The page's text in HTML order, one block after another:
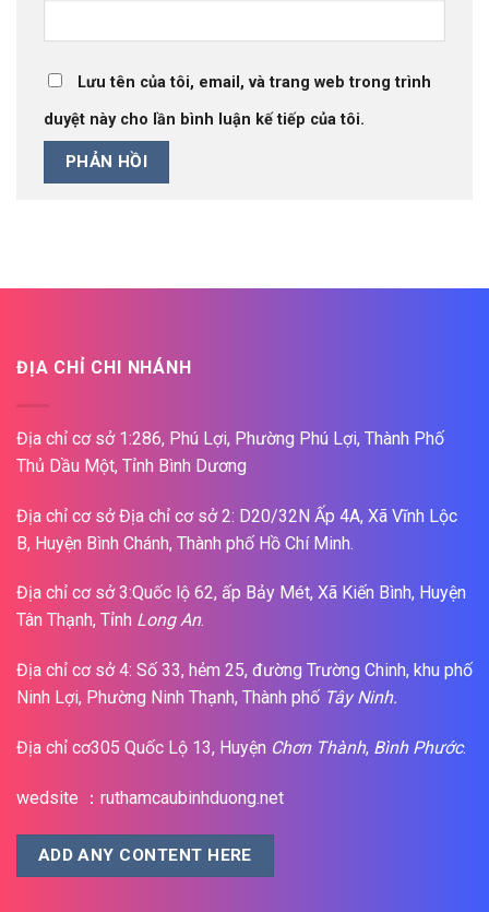
Lưu tên của tôi, email, và trang web trong trình
duyệt này cho lần bình luận kế tiếp của tôi.
ĐỊA CHỈ CHI NHÁNH
Địa chỉ cơ sở 1:286, Phú Lợi, Phường Phú Lợi, Thành Phố
Thủ Dầu Một, Tỉnh Bình Dương
Địa chỉ cơ sở Địa chỉ cơ sở 2: D20/32N Ấp 4A, Xã Vĩnh Lộc
B, Huyện Bình Chánh, Thành phố Hồ Chí Minh.
Địa chỉ cơ sở 3:Quốc lộ 62, ấp Bảy Mét, Xã Kiến Bình, Huyện
Tân Thạnh, Tỉnh Long An.
Địa chỉ cơ sở 4: Số 33, hẻm 25, đường Trường Chinh, khu phố
Ninh Lợi, Phường Ninh Thạnh, Thành phố Tây Ninh.
Địa chỉ cơ305 Quốc Lộ 13, Huyện Chơn Thành, Bình Phước.
wedsite ：ruthamcaubinhduong.net
ADD ANY CONTENT HERE